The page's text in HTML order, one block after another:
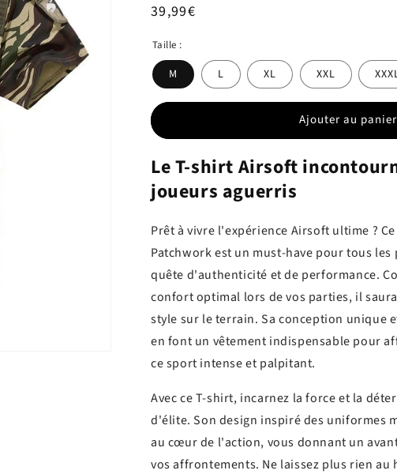
Prix
39,99€
Taille :
M L XL XXL
Ajouter au panier
Le T-shirt Airsoft
joueurs aguerris
Prêt à vivre l'expérience Airsoft ultime ?
Patchwork est un must-have pour tous
quête d'authenticité et de performance.
confort optimal lors de vos parties, il
style sur le terrain. Sa conception unique
en font un vêtement indispensable pour
ce sport intense et palpitant.
Avec ce T-shirt, incarnez la force et la
d'élite. Son design inspiré des uniformes
au cœur de l'action, vous donnant un
vos affrontements. Ne laissez plus rien au